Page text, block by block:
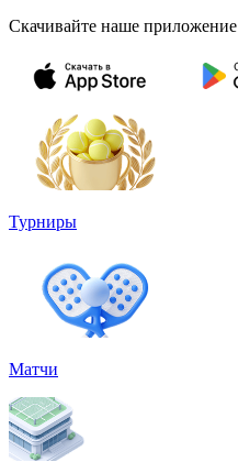
Скачивайте наше приложение
Турниры
Матчи